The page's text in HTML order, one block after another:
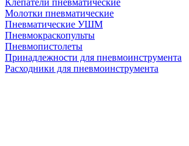
Клепатели пневматические
Молотки пневматические
Пневматические УШМ
Пневмокраскопульты
Пневмопистолеты
Принадлежности для пневмоинструмента
Расходники для пневмоинструмента